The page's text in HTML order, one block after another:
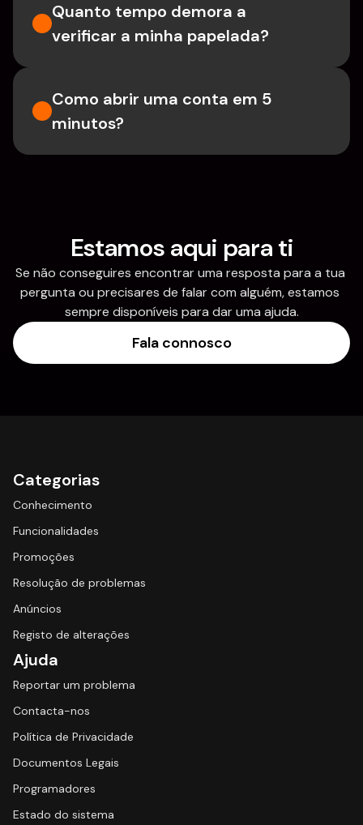
Quanto tempo demora a
verificar a minha papelada?
Como abrir uma conta em 5
minutos?
Estamos aqui para ti
Se não conseguires encontrar uma resposta para a tua
pergunta ou precisares de falar com alguém, estamos
sempre disponíveis para dar uma ajuda.
Fala connosco
Categorias
Conhecimento
Funcionalidades
Promoções
Resolução de problemas
Anúncios
Registo de alterações
Ajuda
Reportar um problema
Contacta-nos
Política de Privacidade
Documentos Legais
Programadores
Estado do sistema